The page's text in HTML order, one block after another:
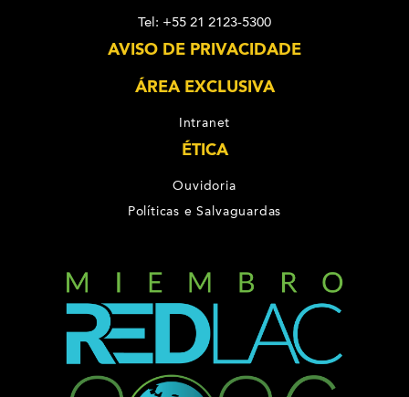
Tel: +55 21 2123-5300
AVISO DE PRIVACIDADE
ÁREA EXCLUSIVA
Intranet
ÉTICA
Ouvidoria
Políticas e Salvaguardas